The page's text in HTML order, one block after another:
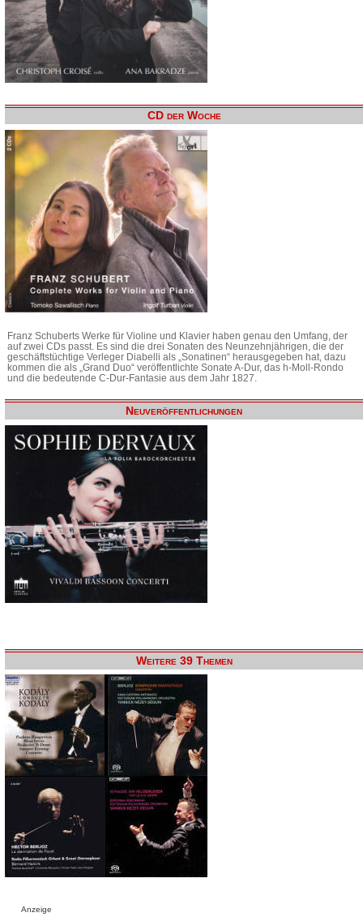
CD der Woche
Franz Schuberts Werke für Violine und Klavier haben genau den Umfang, der
auf zwei CDs passt. Es sind die drei Sonaten des Neunzehnjährigen, die der
geschäftstüchtige Verleger Diabelli als „Sonatinen“ herausgegeben hat, dazu
kommen die als „Grand Duo“ veröffentlichte Sonate A-Dur, das h-Moll-Rondo
und die bedeutende C-Dur-Fantasie aus dem Jahr 1827.
Neuveröffentlichungen
Weitere 39 Themen
Anzeige